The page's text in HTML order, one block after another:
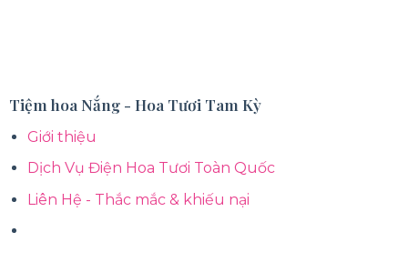
Tiệm hoa Nắng - Hoa Tươi Tam Kỳ
Giới thiệu
Dịch Vụ Điện Hoa Tươi Toàn Quốc
Liên Hệ - Thắc mắc & khiếu nại